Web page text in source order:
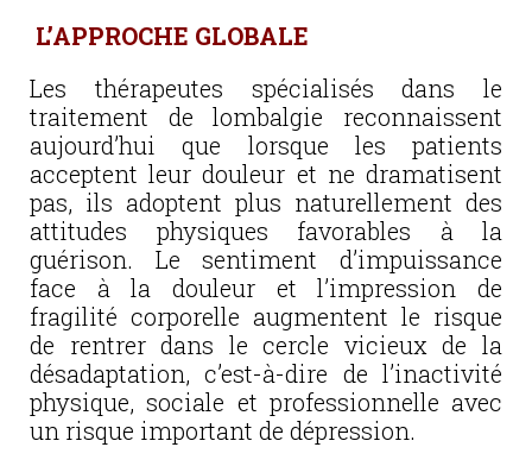
L’APPROCHE GLOBALE
Les thérapeutes spécialisés dans le
traitement de lombalgie reconnaissent
aujourd’hui que lorsque les patients
acceptent leur douleur et ne dramatisent
pas, ils adoptent plus naturellement des
attitudes physiques favorables à la
guérison. Le sentiment d’impuissance
face à la douleur et l’impression de
fragilité corporelle augmentent le risque
de rentrer dans le cercle vicieux de la
désadaptation, c’est-à-dire de l’inactivité
physique, sociale et professionnelle avec
un risque important de dépression.